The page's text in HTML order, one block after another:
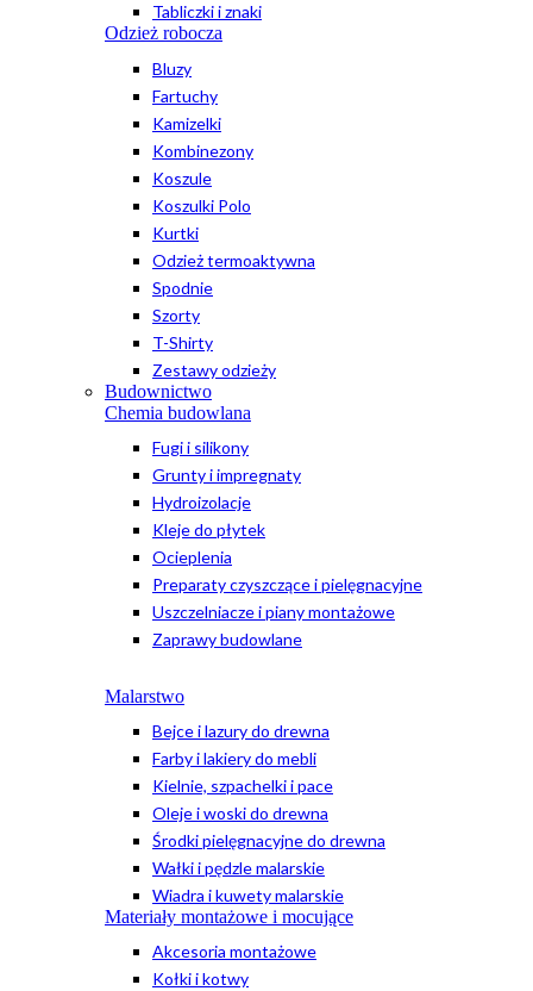
Tabliczki i znaki
Odzież robocza
Bluzy
Fartuchy
Kamizelki
Kombinezony
Koszule
Koszulki Polo
Kurtki
Odzież termoaktywna
Spodnie
Szorty
T-Shirty
Zestawy odzieży
Budownictwo
Chemia budowlana
Fugi i silikony
Grunty i impregnaty
Hydroizolacje
Kleje do płytek
Ocieplenia
Preparaty czyszczące i pielęgnacyjne
Uszczelniacze i piany montażowe
Zaprawy budowlane
Malarstwo
Bejce i lazury do drewna
Farby i lakiery do mebli
Kielnie, szpachelki i pace
Oleje i woski do drewna
Środki pielęgnacyjne do drewna
Wałki i pędzle malarskie
Wiadra i kuwety malarskie
Materiały montażowe i mocujące
Akcesoria montażowe
Kołki i kotwy